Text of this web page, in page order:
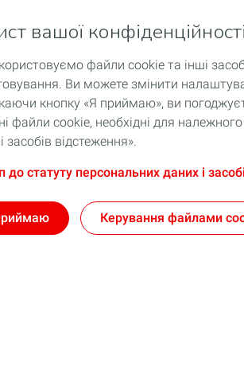
вашої конфіденційності
файли cookie та інші
Ви можете змінити
кнопку «Я приймаю», ви
файли cookie, необхідні для
засобів відстеження».
до статуту персональних даних і
Керування файлами